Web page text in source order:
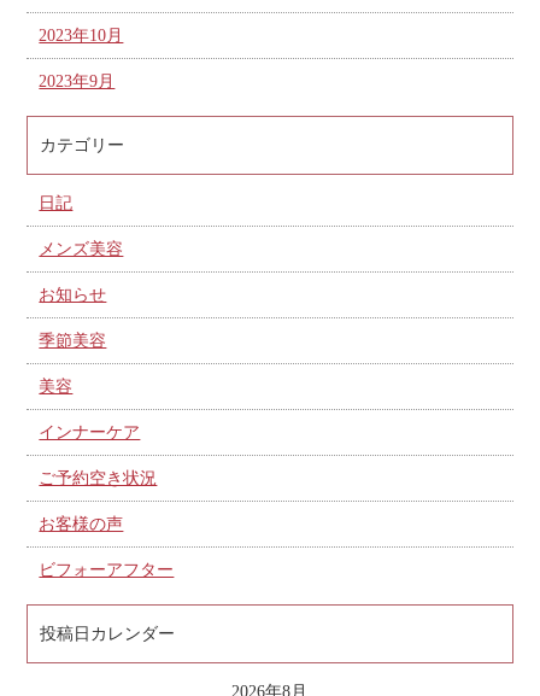
2023年10月
2023年9月
カテゴリー
日記
メンズ美容
お知らせ
季節美容
美容
インナーケア
ご予約空き状況
お客様の声
ビフォーアフター
投稿日カレンダー
2026年8月